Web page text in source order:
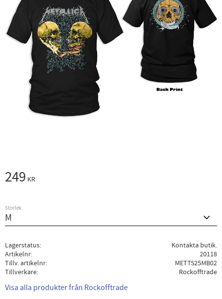
249 KR
Storlek
Lagerstatus
Kontakta butik.
Artikelnr
20118
Tillv. artikelnr
METTS25MB02
Tillverkare
Rockofftrade
Visa alla produkter från Rockofftrade